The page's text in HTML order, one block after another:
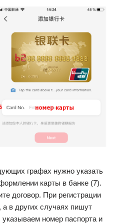
графах нужно указать
карты в банке (7).
договор. При регистрации
в других случаях пишут
номер паспорта и